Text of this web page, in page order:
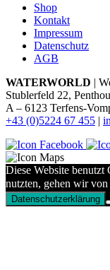
Shop
Kontakt
Impressum
Datenschutz
AGB
WATERWORLD |
Stublerfeld 22,
A – 6123 Terfens-
+43 (0)5224 67 455 |
Diese Website benutzt
nutzten, gehen wir
Datenschutzerklärung